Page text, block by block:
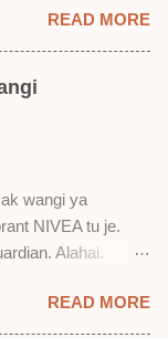
je beli liquid lipstick
kau! Adeh! Dari
Semprit &
dengan pelbagai
Aku start
Pros 1) OMG!
kering. Serious!
smooth gitu. 3)
READ MORE
wangi ya
NIVEA tu je.
Alahai.
minyak wangi
. RM18 je tau.
READ MORE